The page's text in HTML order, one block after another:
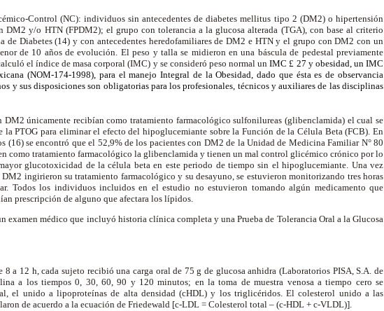
Control (NC): individuos sin antecedentes de diabetes mellitus tipo 2 (DM2) o hipertensión
DM2 y/o HTN (FPDM2); el grupo con tolerancia a la glucosa alterada (TGA), con base al criterio
de Diabetes (14) y con antecedentes heredofamiliares de DM2 e HTN y el grupo con DM2 con un
de 10 años de evolución. El peso y talla se midieron en una báscula de pedestal previamente
el índice de masa corporal (IMC) y se consideró peso normal unIMC£ 27 y obesidad, un IMC
(NOM-174-1998), para el manejo Integral de la Obesidad, dado que ésta es de observancia
y sus disposiciones son obligatorias para los profesionales, técnicos y auxiliares de las disciplinas
DM2 únicamente recibían como tratamiento farmacológico sulfonilureas (glibenclamida) el cual se
la PTOG para eliminar el efecto del hipoglucemiante sobre la Función de la Célula Beta (FCB). En
(16) se encontró que el 52,9% de los pacientes con DM2 de la Unidad de Medicina Familiar N° 80
como tratamiento farmacológico la glibenclamida y tienen un mal control glicémico crónico por lo
glucotoxicidad de la célula beta en este periodo de tiempo sin el hipoglucemiante. Una vez
ingirieron su tratamiento farmacológico y su desayuno, se estuvieron monitorizando tres horas
Todos los individuos incluidos en el estudio no estuvieron tomando algún medicamento que
prescripción de alguno que afectara los lípidos.
examen médico que incluyó historia clínica completa y una Prueba de Tolerancia Oral a la Glucosa
8 a 12 h, cada sujeto recibió una carga oral de 75 g de glucosa anhidra (Laboratorios PISA, S.A. de
a los tiempos 0, 30, 60, 90 y 120 minutos; en la toma de muestra venosa a tiempo cero se
el unido a lipoproteínas de alta densidad (cHDL) y los triglicéridos. El colesterol unido a las
de acuerdo a la ecuación de Friedewald [c-LDL = Colesterol total – (c-HDL + c-VLDL)].